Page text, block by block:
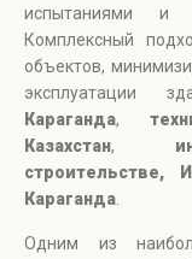
испытаниями и
Комплексный
объектов,
эксплуатации
Караганда,
Казахстан,
строительстве,
Караганда
Одним из